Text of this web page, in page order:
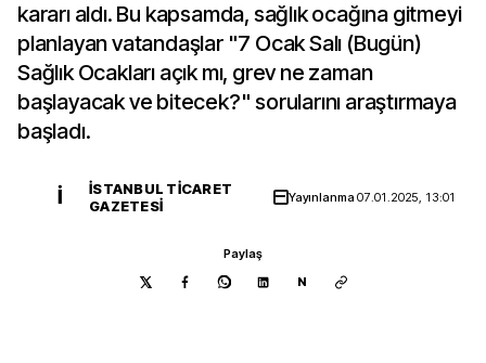
kararı aldı. Bu kapsamda, sağlık ocağına gitmeyi
planlayan vatandaşlar "7 Ocak Salı (Bugün)
Sağlık Ocakları açık mı, grev ne zaman
başlayacak ve bitecek?" sorularını araştırmaya
başladı.
İ
İSTANBUL TICARET
GAZETESI
Yayınlanma07.01.2025, 13:01
Paylaş
N